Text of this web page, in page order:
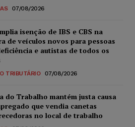
07/08/2026
isenção de IBS e CBS na
de veículos novos para pessoas
e autistas de todos os
TRIBUTÁRIO 07/08/2026
do Trabalho mantém justa causa
que vendia canetas
no local de trabalho